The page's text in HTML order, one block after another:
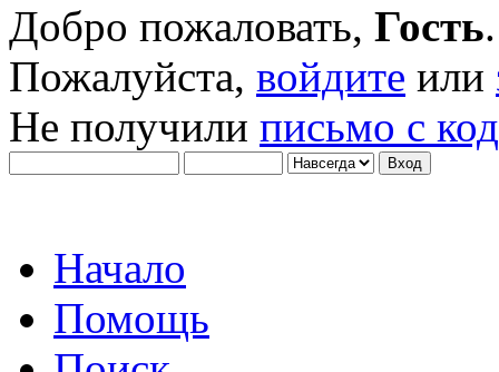
Добро пожаловать, Гость.
Пожалуйста, войдите или
Не получили письмо с
Начало
Помощь